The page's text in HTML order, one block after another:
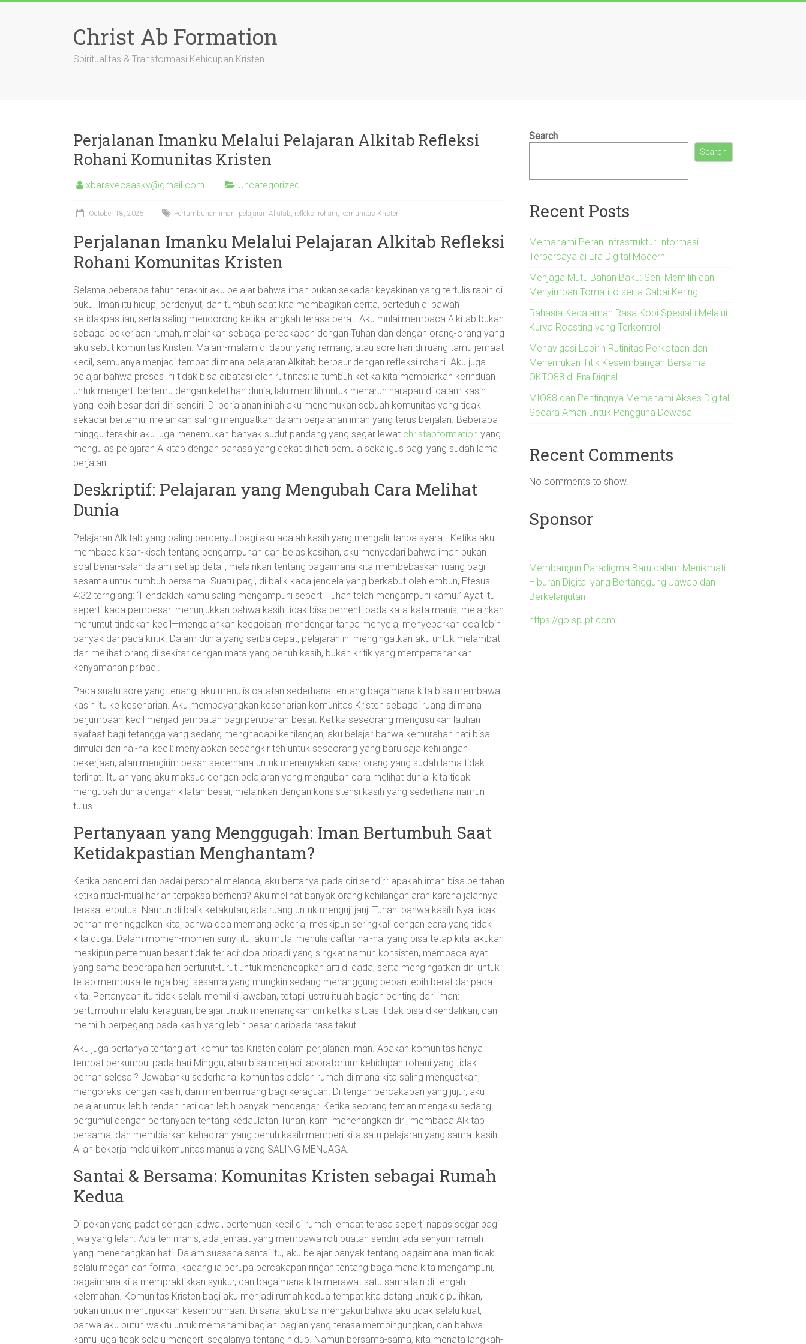
Christ Ab Formation
Spiritualitas & Transformasi Kehidupan Kristen
Perjalanan Imanku Melalui Pelajaran Alkitab Refleksi
Rohani Komunitas Kristen
xbaravecaasky@gmail.com Uncategorized
October 18, 2025 Pertumbuhan iman, pelajaran Alkitab, refleksi rohani, komunitas Kristen
Perjalanan Imanku Melalui Pelajaran Alkitab Refleksi
Rohani Komunitas Kristen
Selama beberapa tahun terakhir aku belajar bahwa iman bukan sekadar keyakinan yang tertulis rapih di
buku. Iman itu hidup, berdenyut, dan tumbuh saat kita membagikan cerita, berteduh di bawah
ketidakpastian, serta saling mendorong ketika langkah terasa berat. Aku mulai membaca Alkitab bukan
sebagai pekerjaan rumah, melainkan sebagai percakapan dengan Tuhan dan dengan orang-orang yang
aku sebut komunitas Kristen. Malam-malam di dapur yang remang, atau sore hari di ruang tamu jemaat
kecil, semuanya menjadi tempat di mana pelajaran Alkitab berbaur dengan refleksi rohani. Aku juga
belajar bahwa proses ini tidak bisa dibatasi oleh rutinitas; ia tumbuh ketika kita membiarkan kerinduan
untuk mengerti bertemu dengan keletihan dunia, lalu memilih untuk menaruh harapan di dalam kasih
yang lebih besar dari diri sendiri. Di perjalanan inilah aku menemukan sebuah komunitas yang tidak
sekadar bertemu, melainkan saling menguatkan dalam perjalanan iman yang terus berjalan. Beberapa
minggu terakhir aku juga menemukan banyak sudut pandang yang segar lewat christabformation yang
mengulas pelajaran Alkitab dengan bahasa yang dekat di hati pemula sekaligus bagi yang sudah lama
berjalan.
Deskriptif: Pelajaran yang Mengubah Cara Melihat
Dunia
Pelajaran Alkitab yang paling berdenyut bagi aku adalah kasih yang mengalir tanpa syarat. Ketika aku
membaca kisah-kisah tentang pengampunan dan belas kasihan, aku menyadari bahwa iman bukan
soal benar-salah dalam setiap detail, melainkan tentang bagaimana kita membebaskan ruang bagi
sesama untuk tumbuh bersama. Suatu pagi, di balik kaca jendela yang berkabut oleh embun, Efesus
4:32 terngiang: “Hendaklah kamu saling mengampuni seperti Tuhan telah mengampuni kamu.” Ayat itu
seperti kaca pembesar: menunjukkan bahwa kasih tidak bisa berhenti pada kata-kata manis, melainkan
menuntut tindakan kecil—mengalahkan keegoisan, mendengar tanpa menyela, menyebarkan doa lebih
banyak daripada kritik. Dalam dunia yang serba cepat, pelajaran ini mengingatkan aku untuk melambat
dan melihat orang di sekitar dengan mata yang penuh kasih, bukan kritik yang mempertahankan
kenyamanan pribadi.
Pada suatu sore yang tenang, aku menulis catatan sederhana tentang bagaimana kita bisa membawa
kasih itu ke keseharian. Aku membayangkan keseharian komunitas Kristen sebagai ruang di mana
perjumpaan kecil menjadi jembatan bagi perubahan besar. Ketika seseorang mengusulkan latihan
syafaat bagi tetangga yang sedang menghadapi kehilangan, aku belajar bahwa kemurahan hati bisa
dimulai dari hal-hal kecil: menyiapkan secangkir teh untuk seseorang yang baru saja kehilangan
pekerjaan, atau mengirim pesan sederhana untuk menanyakan kabar orang yang sudah lama tidak
terlihat. Itulah yang aku maksud dengan pelajaran yang mengubah cara melihat dunia: kita tidak
mengubah dunia dengan kilatan besar, melainkan dengan konsistensi kasih yang sederhana namun
tulus.
Pertanyaan yang Menggugah: Iman Bertumbuh Saat
Ketidakpastian Menghantam?
Ketika pandemi dan badai personal melanda, aku bertanya pada diri sendiri: apakah iman bisa bertahan
ketika ritual-ritual harian terpaksa berhenti? Aku melihat banyak orang kehilangan arah karena jalannya
terasa terputus. Namun di balik ketakutan, ada ruang untuk menguji janji Tuhan: bahwa kasih-Nya tidak
pernah meninggalkan kita, bahwa doa memang bekerja, meskipun seringkali dengan cara yang tidak
kita duga. Dalam momen-momen sunyi itu, aku mulai menulis daftar hal-hal yang bisa tetap kita lakukan
meskipun pertemuan besar tidak terjadi: doa pribadi yang singkat namun konsisten, membaca ayat
yang sama beberapa hari berturut-turut untuk menancapkan arti di dada, serta mengingatkan diri untuk
tetap membuka telinga bagi sesama yang mungkin sedang menanggung beban lebih berat daripada
kita. Pertanyaan itu tidak selalu memiliki jawaban, tetapi justru itulah bagian penting dari iman:
bertumbuh melalui keraguan, belajar untuk menenangkan diri ketika situasi tidak bisa dikendalikan, dan
memilih berpegang pada kasih yang lebih besar daripada rasa takut.
Aku juga bertanya tentang arti komunitas Kristen dalam perjalanan iman. Apakah komunitas hanya
tempat berkumpul pada hari Minggu, atau bisa menjadi laboratorium kehidupan rohani yang tidak
pernah selesai? Jawabanku sederhana: komunitas adalah rumah di mana kita saling menguatkan,
mengoreksi dengan kasih, dan memberi ruang bagi keraguan. Di tengah percakapan yang jujur, aku
belajar untuk lebih rendah hati dan lebih banyak mendengar. Ketika seorang teman mengaku sedang
bergumul dengan pertanyaan tentang kedaulatan Tuhan, kami menenangkan diri, membaca Alkitab
bersama, dan membiarkan kehadiran yang penuh kasih memberi kita satu pelajaran yang sama: kasih
Allah bekerja melalui komunitas manusia yang SALING MENJAGA.
Santai & Bersama: Komunitas Kristen sebagai Rumah
Kedua
Di pekan yang padat dengan jadwal, pertemuan kecil di rumah jemaat terasa seperti napas segar bagi
jiwa yang lelah. Ada teh manis, ada jemaat yang membawa roti buatan sendiri, ada senyum ramah
yang menenangkan hati. Dalam suasana santai itu, aku belajar banyak tentang bagaimana iman tidak
selalu megah dan formal; kadang ia berupa percakapan ringan tentang bagaimana kita mengampuni,
bagaimana kita mempraktikkan syukur, dan bagaimana kita merawat satu sama lain di tengah
kelemahan. Komunitas Kristen bagi aku menjadi rumah kedua tempat kita datang untuk dipulihkan,
bukan untuk menunjukkan kesempurnaan. Di sana, aku bisa mengakui bahwa aku tidak selalu kuat,
bahwa aku butuh waktu untuk memahami bagian-bagian yang terasa membingungkan, dan bahwa
kamu juga tidak selalu mengerti segalanya tentang hidup. Namun bersama-sama, kita menata langkah-
Search
Search
Recent Posts
Memahami Peran Infrastruktur Informasi
Terpercaya di Era Digital Modern
Menjaga Mutu Bahan Baku: Seni Memilih dan
Menyimpan Tomatillo serta Cabai Kering
Rahasia Kedalaman Rasa Kopi Spesialti Melalui
Kurva Roasting yang Terkontrol
Menavigasi Labirin Rutinitas Perkotaan dan
Menemukan Titik Keseimbangan Bersama
OKTO88 di Era Digital
MIO88 dan Pentingnya Memahami Akses Digital
Secara Aman untuk Pengguna Dewasa
Recent Comments
No comments to show.
Sponsor
Membangun Paradigma Baru dalam Menikmati
Hiburan Digital yang Bertanggung Jawab dan
Berkelanjutan
https://go.sp-pt.com